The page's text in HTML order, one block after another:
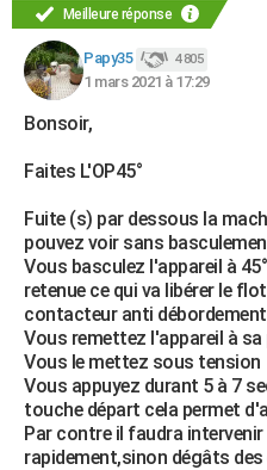
Bricolage
Lifestyle
Culture
Sport
Auto
Television
Voyage
Cinema Meilleure réponse
Papy35 4 805
1 mars 2021 à 17:29
Bonsoir,
Faites L'OP45°
Fuite (s) par dessous la
pouvez voir sans
Vous basculez l'appareil à
retenue ce qui va libérer le
contacteur anti
Vous remettez l'appareil à
Vous le mettez sous tension
Vous appuyez durant 5 à 7
touche départ cela permet
Par contre il faudra
rapidement,sinon dégâts des